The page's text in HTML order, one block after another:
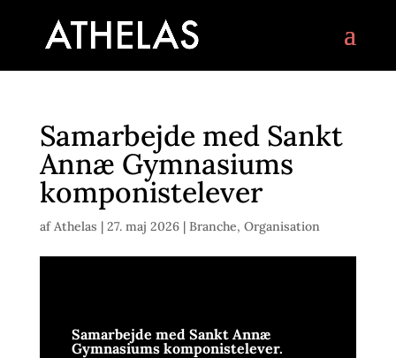
Samarbejde med Sankt
Annæ Gymnasiums
komponistelever
afAthelas | 27. maj 2026| Branche, Organisation
Samarbejde med Sankt Annæ
Gymnasiums komponistelever.